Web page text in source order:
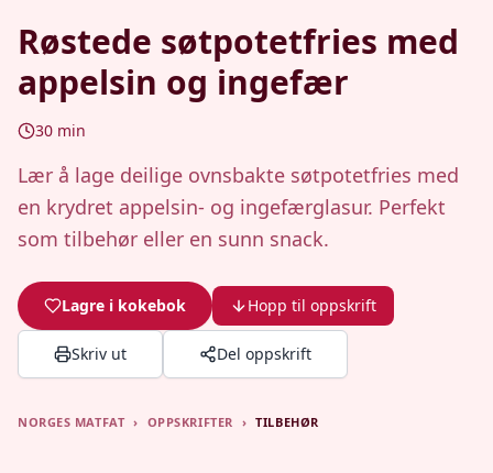
Røstede søtpotetfries med
appelsin og ingefær
30 min
Lær å lage deilige ovnsbakte søtpotetfries med
en krydret appelsin- og ingefærglasur. Perfekt
som tilbehør eller en sunn snack.
Lagre i kokebok Hopp til oppskrift
Skriv ut Del oppskrift
NORGES MATFAT › OPPSKRIFTER › TILBEHØR